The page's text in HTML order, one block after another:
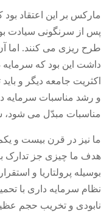
حزب پیشتاز
برنامه انقلابی
انقلاب کارگری
سوسیالیسم
امپریالیسم
اتحاد مارکسیست ها
خانه
English
هسته کارگران پيشتاز
مارکس بر این اعتقاد بود
پس از سرنگونی سیادت
طرح ریزی می کنند. اما
داشت این بود که سرمایه
اکثریت جامعه دیگر و
و رشد مناسبات سرمایه
مناسبات مبدّل می شود،
ما نیز در قرن بیست و
هدف ما چیزی جز تدارک
بوسیله پرولتاریا و
نظام سرمایه داری با
نابودی و تخریب حجم